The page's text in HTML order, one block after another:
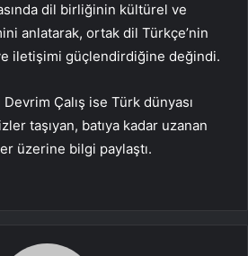
dil birliğinin kültürel ve
anlatarak, ortak dil Türkçe’nin
iletişimi güçlendirdiğine değindi.
Çalış ise Türk dünyası
taşıyan, batıya kadar uzanan
üzerine bilgi paylaştı.